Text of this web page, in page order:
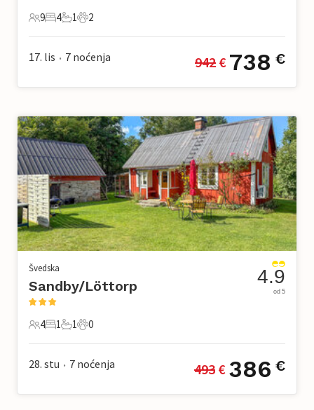
9 Gosti
9
4 Spavaće sobe
4
1 Kupaonica
1
2 Kućni ljubimac
2
17. lis • 7 noćenja 942 € 738 €
Švedska
Sandby/Löttorp
4 Gosti
4
1 Spavaća soba
1
1 Kupaonica
1
0 Kućni ljubimac
0
4.9
od 5
28. stu • 7 noćenja 493 € 386 €